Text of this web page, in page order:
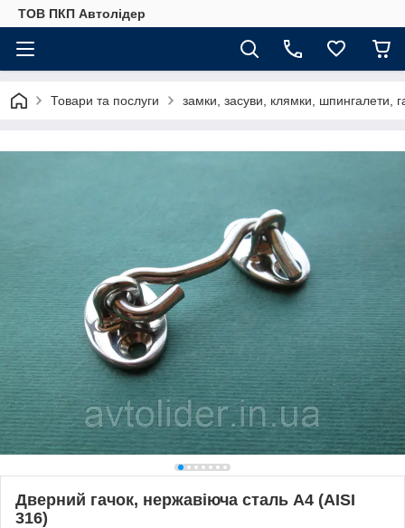
ТОВ ПКП Автолідер
Товари та послуги замки, засуви, клямки, шпингалети,
Дверний гачок, нержавіюча сталь А4 (AISI
316)